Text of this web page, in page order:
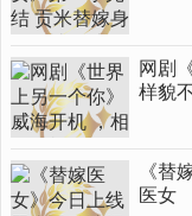
网剧
样貌
《替
医女